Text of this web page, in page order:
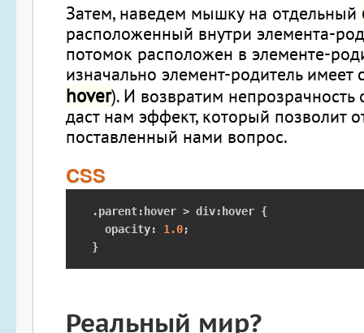
Затем, наведем мышку на отдельный
расположенный внутри элемента-
потомок расположен в элементе-
изначально элемент-родитель имеет
hover). И возвратим непрозрачность
даст нам эффект, который позволит
поставленный нами вопрос.
CSS
.parent: hover > div: hover {
opacity: 1.0;
}
Реальный мир?